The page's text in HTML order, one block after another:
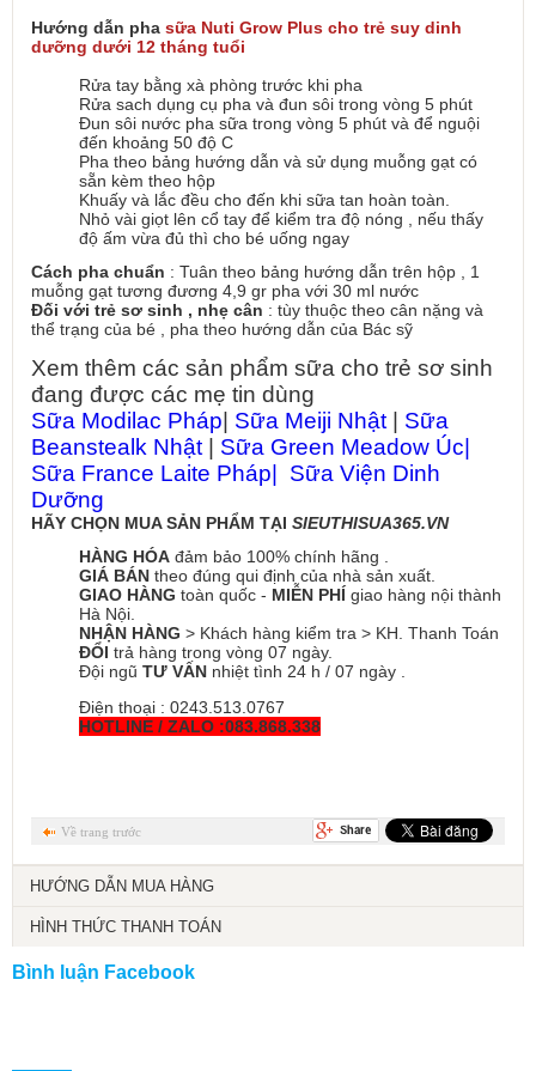
Hướng dẫn pha sữa Nuti Grow Plus cho trẻ suy dinh
dưỡng dưới 12 tháng tuổi
Rửa tay bằng xà phòng trước khi pha
Rửa sach dụng cụ pha và đun sôi trong vòng 5 phút
Đun sôi nước pha sữa trong vòng 5 phút và để nguội
đến khoảng 50 độ C
Pha theo bảng hướng dẫn và sử dụng muỗng gạt có
sẵn kèm theo hộp
Khuấy và lắc đều cho đến khi sữa tan hoàn toàn.
Nhỏ vài giọt lên cổ tay để kiểm tra độ nóng , nếu thấy
độ ấm vừa đủ thì cho bé uống ngay
Cách pha chuẩn : Tuân theo bảng hướng dẫn trên hộp , 1
muỗng gạt tương đương 4,9 gr pha với 30 ml nước
Đối với trẻ sơ sinh , nhẹ cân : tùy thuộc theo cân nặng và
thể trạng của bé , pha theo hướng dẫn của Bác sỹ
Xem thêm các sản phẩm sữa cho trẻ sơ sinh
đang được các mẹ tin dùng
Sữa Modilac Pháp| Sữa Meiji Nhật | Sữa
Beanstealk Nhật | Sữa Green Meadow Úc|
Sữa France Laite Pháp| Sữa Viện Dinh
Dưỡng
HÃY CHỌN MUA SẢN PHẨM TẠI SIEUTHISUA365.VN
HÀNG HÓA đảm bảo 100% chính hãng .
GIÁ BÁN theo đúng qui định của nhà sản xuất.
GIAO HÀNG toàn quốc - MIỄN PHÍ giao hàng nội thành
Hà Nội.
NHẬN HÀNG > Khách hàng kiểm tra > KH. Thanh Toán
ĐỔI trả hàng trong vòng 07 ngày.
Đội ngũ TƯ VẤN nhiệt tình 24 h / 07 ngày .
Điện thoại : 0243.513.0767
HOTLINE / ZALO :083.868.338
Về trang trước
HƯỚNG DẪN MUA HÀNG
HÌNH THỨC THANH TOÁN
Bình luận Facebook